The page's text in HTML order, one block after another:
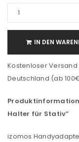
IN DEN
Kostenloser
Deutschland (ab
Halter für Stativ”
izomos